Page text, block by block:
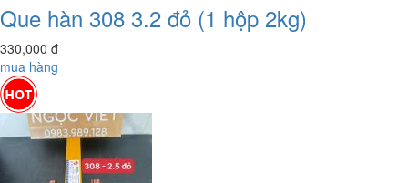
Que hàn 308 3.2 đỏ (1 hộp 2kg)
330,000 đ
mua hàng